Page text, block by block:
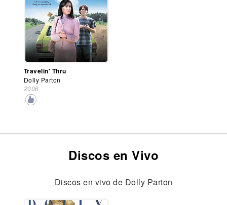
Travelin' Thru
Dolly Parton
2006
Discos en Vivo
Discos en vivo de Dolly Parton